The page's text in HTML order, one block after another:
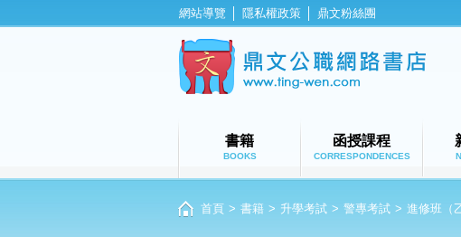
網站導覽 隱私權政策 鼎文粉絲團
鼎
書籍
BOOKS
函授課程
CORRESPONDENCES
首頁 > 書籍 > 升學考試 > 警專考試 > 進修班（